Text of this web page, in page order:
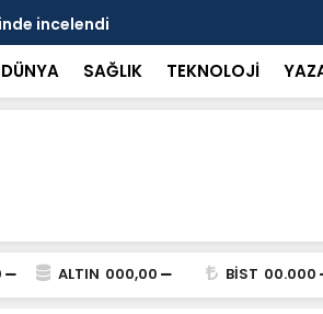
incelendi
DÜNYA SAĞLIK TEKNOLOJİ
ALTIN 000,00 BİST 00.000